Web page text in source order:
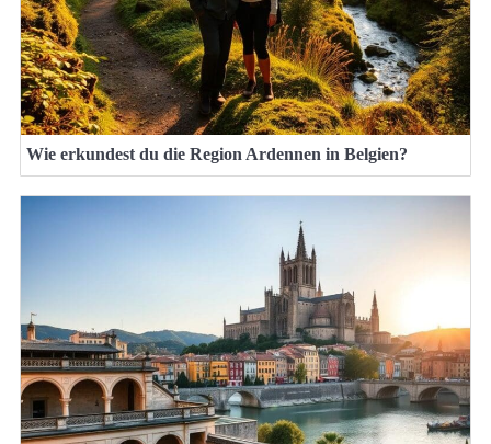
Wie erkundest du die Region Ardennen in Belgien?